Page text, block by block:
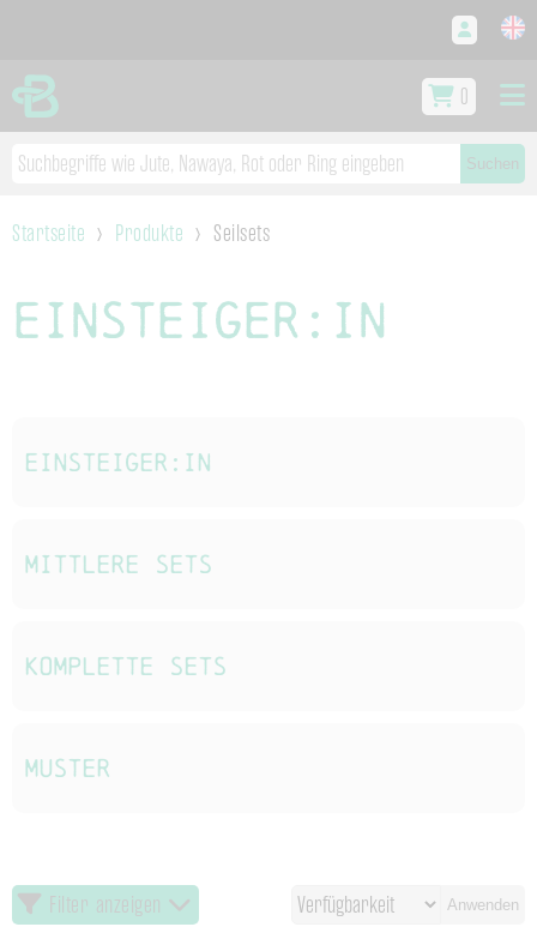
0
Suchen
Startseite Produkte Seilsets
Einsteiger:in
Einsteiger:in
Mittlere Sets
Komplette Sets
Muster
Filter anzeigen Anwenden